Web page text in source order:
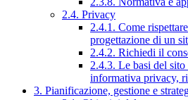
2.4. Privacy
2.4.1. Come
progettazione di un
2.4.2. Richiedi il
2.4.3. Le basi del
informativa privacy,
3. Pianificazione, gestione e